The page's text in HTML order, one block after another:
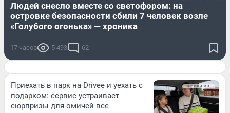
Людей снесло вместе со светофором: на
островке безопасности сбили 7 человек возле
«Голубого огонька» — хроника
17 часов 5 493 62
Приехать в парк на Drivee и уехать с
подарком: сервис устраивает
сюрпризы для омичей все